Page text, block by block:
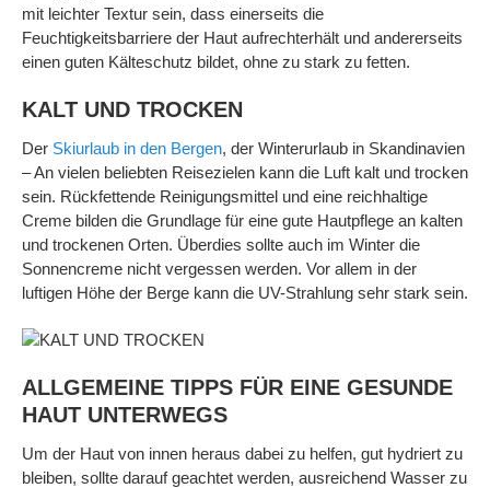
mit leichter Textur sein, dass einerseits die
Feuchtigkeitsbarriere der Haut aufrechterhält und andererseits
einen guten Kälteschutz bildet, ohne zu stark zu fetten.
KALT UND TROCKEN
Der Skiurlaub in den Bergen, der Winterurlaub in Skandinavien
– An vielen beliebten Reisezielen kann die Luft kalt und trocken
sein. Rückfettende Reinigungsmittel und eine reichhaltige
Creme bilden die Grundlage für eine gute Hautpflege an kalten
und trockenen Orten. Überdies sollte auch im Winter die
Sonnencreme nicht vergessen werden. Vor allem in der
luftigen Höhe der Berge kann die UV-Strahlung sehr stark sein.
ALLGEMEINE TIPPS FÜR EINE GESUNDE
HAUT UNTERWEGS
Um der Haut von innen heraus dabei zu helfen, gut hydriert zu
bleiben, sollte darauf geachtet werden, ausreichend Wasser zu